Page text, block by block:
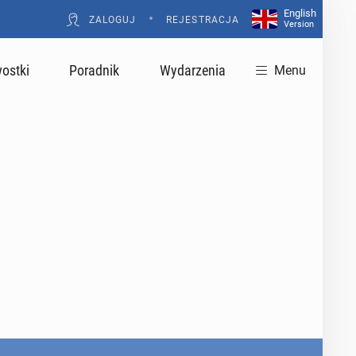
ZALOGUJ • REJESTRACJA
English
Version
Poradnik Wydarzenia Menu